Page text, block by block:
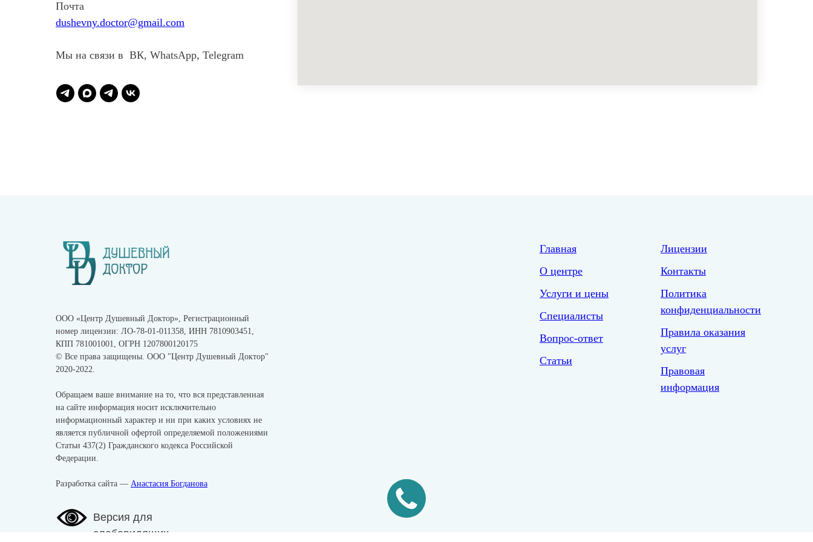
Почта
dushevny.doctor@gmail.com
Мы на связи в ВК, WhatsApp, Telegram
ООО «Центр Душевный Доктор», Регистрационный
номер лицензии: ЛО-78-01-011358, ИНН 7810903451,
КПП 781001001, ОГРН 1207800120175
© Все права защищены. ООО "Центр Душевный Доктор"
2020-2022.
Обращаем ваше внимание на то, что вся представленная
на сайте информация носит исключительно
информационный характер и ни при каких условиях не
является публичной офертой определяемой положениями
Статьи 437(2) Гражданского кодекса Российской
Федерации.
Разработка сайта — Анастасия Богданова
Главная
О центре
Услуги и цены
Специалисты
Вопрос-ответ
Статьи
Лицензии
Контакты
Политика
конфиденциальности
Правила оказания
услуг
Правовая
информация
Версия для
слабовидящих